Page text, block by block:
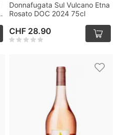
Donnafugata Sul Vulcano Etna
Rosato DOC 2024 75cl
CHF 28.90